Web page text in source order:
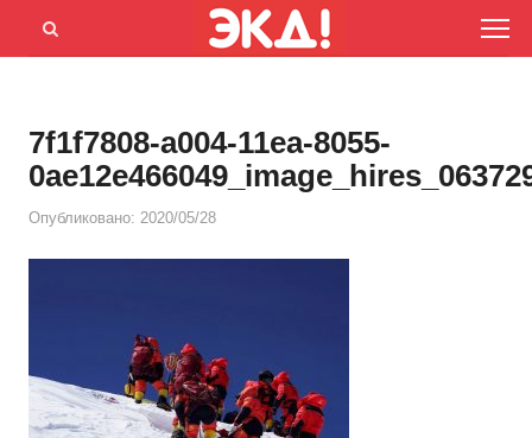
Menu
Открыть
7f1f7808-a004-11ea-8055-
Опубликовано: 2020/05/28